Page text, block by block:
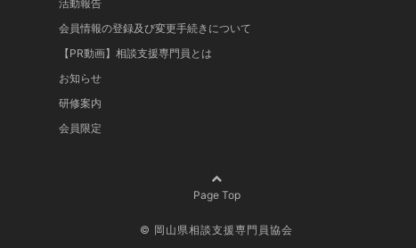
活動報告
会員情報の登録及び変更手続きについて
【PR動画】相談支援専門員とは
お知らせ
研修案内
会員限定
Page Top
© 岡山県相談支援専門員協会